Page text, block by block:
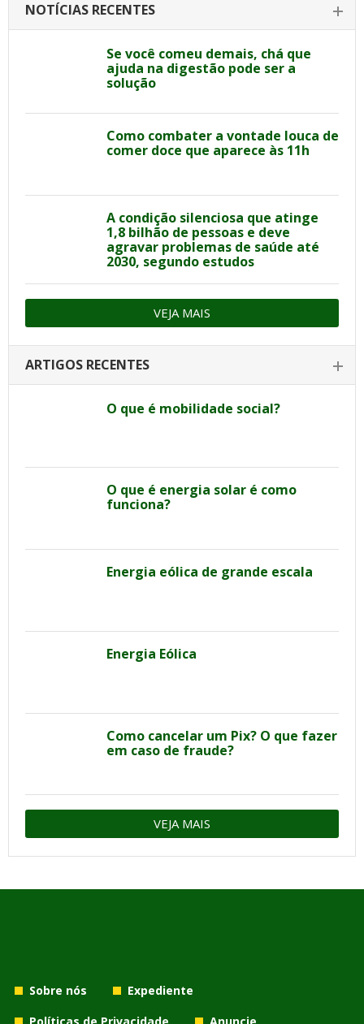
NOTÍCIAS RECENTES
Se você comeu demais, chá que
ajuda na digestão pode ser a
solução
Como combater a vontade louca de
comer doce que aparece às 11h
A condição silenciosa que atinge
1,8 bilhão de pessoas e deve
agravar problemas de saúde até
2030, segundo estudos
VEJA MAIS
ARTIGOS RECENTES
O que é mobilidade social?
O que é energia solar é como
funciona?
Energia eólica de grande escala
Energia Eólica
Como cancelar um Pix? O que fazer
em caso de fraude?
VEJA MAIS
Sobre nós
Expediente